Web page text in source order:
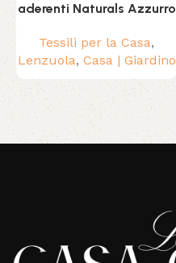
aderenti Naturals Azzurro
Tessili per la Casa,
Lenzuola, Casa | Giardino
Read More